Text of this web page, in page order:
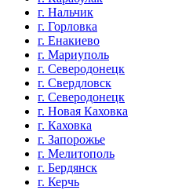
г. Нальчик
г. Горловка
г. Енакиево
г. Мариуполь
г. Северодонецк
г. Свердловск
г. Северодонецк
г. Новая Каховка
г. Каховка
г. Запорожье
г. Мелитополь
г. Бердянск
г. Керчь